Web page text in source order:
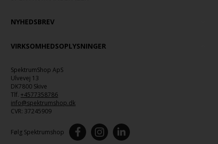
NYHEDSBREV
VIRKSOMHEDSOPLYSNINGER
SpektrumShop ApS
Ulvevej 13
DK7800 Skive
Tlf. +4577358786
info@spektrumshop.dk
CVR: 37245909
Følg Spektrumshop